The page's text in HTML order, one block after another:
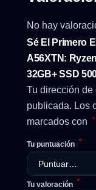
No hay
Sé El Primero
A56XTN:
32GB+ SSD
Tu dirección de
publicada. Los
marcados con *
Tu puntuación *
Tu valoración *